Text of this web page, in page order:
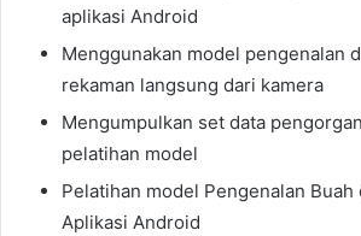
aplikasi Android
Menggunakan model pengenalan
rekaman langsung dari kamera
Mengumpulkan set data
pelatihan model
Pelatihan model Pengenalan Buah
Aplikasi Android